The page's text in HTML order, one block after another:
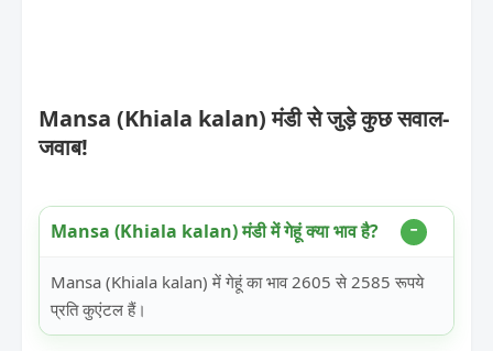
Mansa (Khiala kalan) मंडी से जुड़े कुछ सवाल-
जवाब!
Mansa (Khiala kalan) मंडी में गेहूं क्या भाव है?
Mansa (Khiala kalan) में गेहूं का भाव 2605 से 2585 रूपये
प्रति कुएंटल हैं।